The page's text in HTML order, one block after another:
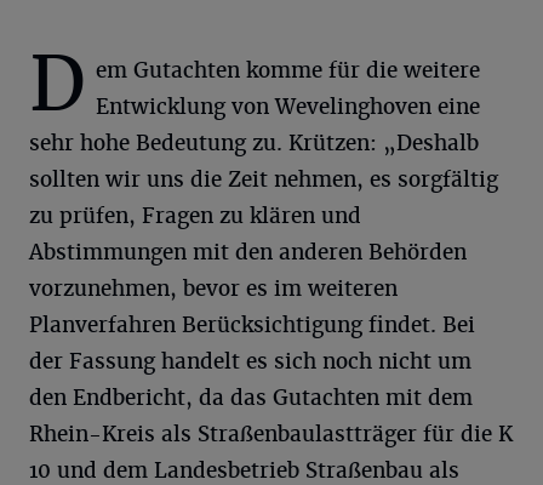
D em Gutachten komme für die weitere
Entwicklung von Wevelinghoven eine
sehr hohe Bedeutung zu. Krützen: „Deshalb
sollten wir uns die Zeit nehmen, es sorgfältig
zu prüfen, Fragen zu klären und
Abstimmungen mit den anderen Behörden
vorzunehmen, bevor es im weiteren
Planverfahren Berücksichtigung findet. Bei
der Fassung handelt es sich noch nicht um
den Endbericht, da das Gutachten mit dem
Rhein-Kreis als Straßenbaulastträger für die K
10 und dem Landesbetrieb Straßenbau als